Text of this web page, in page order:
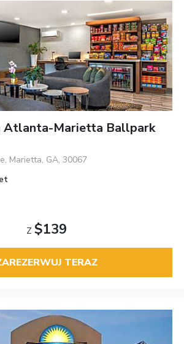
Atlanta-Marietta Ballpark
Marietta, GA, 30067
Z $139
TERAZ